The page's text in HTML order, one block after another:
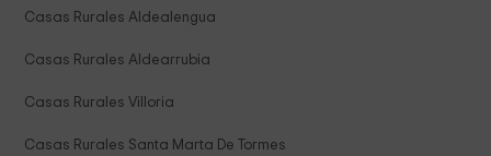
Casas Rurales Aldealengua
Casas Rurales Aldearrubia
Casas Rurales Villoria
Casas Rurales Santa Marta De Tormes